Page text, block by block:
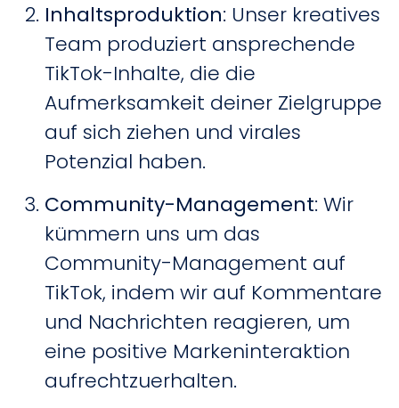
Inhaltsproduktion: Unser kreatives
Team produziert ansprechende
TikTok-Inhalte, die die
Aufmerksamkeit deiner Zielgruppe
auf sich ziehen und virales
Potenzial haben.
Community-Management: Wir
kümmern uns um das
Community-Management auf
TikTok, indem wir auf Kommentare
und Nachrichten reagieren, um
eine positive Markeninteraktion
aufrechtzuerhalten.